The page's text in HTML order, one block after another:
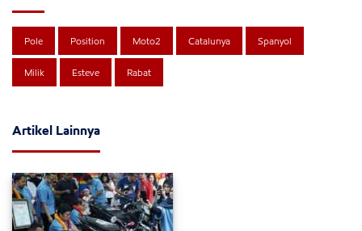
Pole Position Moto2 Catalunya Spanyol
Milik Esteve Rabat
Artikel Lainnya